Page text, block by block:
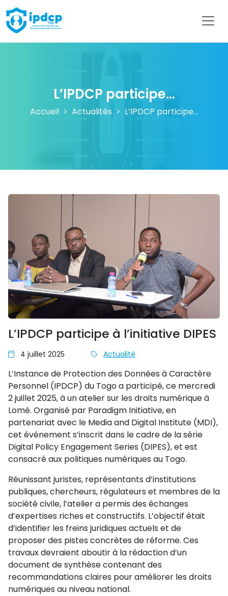
IPDCP
L’IPDCP participe...
Accueil Actualités L’IPDCP participe...
L’IPDCP participe à l’initiative DIPES
4 juillet 2025 Actualité
L’Instance de Protection des Données à Caractère
Personnel (IPDCP) du Togo a participé, ce mercredi
2 juillet 2025, à un atelier sur les droits numérique à
Lomé. Organisé par Paradigm Initiative, en
partenariat avec le Media and Digital Institute (MDI),
cet événement s’inscrit dans le cadre de la série
Digital Policy Engagement Series (DIPES), et est
consacré aux politiques numériques au Togo.
Réunissant juristes, représentants d’institutions
publiques, chercheurs, régulateurs et membres de la
société civile, l’atelier a permis des échanges
d’expertises riches et constructifs. L’objectif était
d’identifier les freins juridiques actuels et de
proposer des pistes concrètes de réforme. Ces
travaux devraient aboutir à la rédaction d’un
document de synthèse contenant des
recommandations claires pour améliorer les droits
numériques au niveau national.